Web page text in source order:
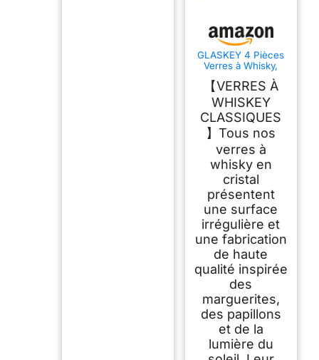
GLASKEY 4 Pièces
Verres à Whisky,
Whiskey en Cristal,
Parfait pour les
Cocktails Rhum
Vodka Scotch Gin
Cognac, Cadeaux
Uniques pour
Hommes et Femmes
【VERRES À
WHISKEY
CLASSIQUES
】Tous nos
verres à
whisky en
cristal
présentent
une surface
irrégulière et
une fabrication
de haute
qualité inspirée
des
marguerites,
des papillons
et de la
lumière du